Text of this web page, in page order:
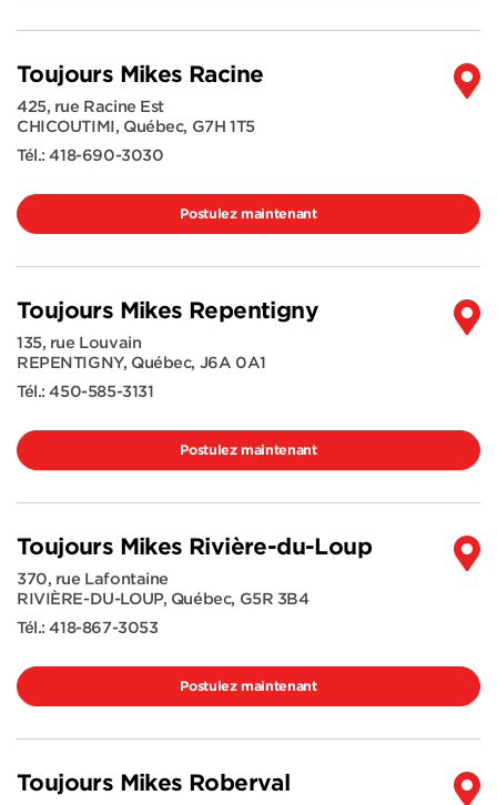
Toujours Mikes Racine
425, rue Racine Est
CHICOUTIMI, Québec, G7H 1T5
Tél.:418-690-3030
Postulez maintenant
Toujours Mikes Repentigny
135, rue Louvain
REPENTIGNY, Québec, J6A 0A1
Tél.:450-585-3131
Postulez maintenant
Toujours Mikes Rivière-du-Loup
370, rue Lafontaine
RIVIÈRE-DU-LOUP, Québec, G5R 3B4
Tél.:418-867-3053
Postulez maintenant
Toujours Mikes Roberval